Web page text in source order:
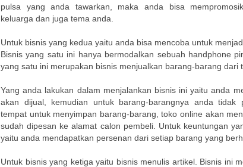
pulsa yang anda tawarkan, maka anda bisa
keluarga dan juga tema anda.
Untuk bisnis yang kedua yaitu anda bisa mencoba untuk
Bisnis yang satu ini hanya bermodalkan sebuah handphone
yang satu ini merupakan bisnis menjualkan barang-barang dari
Yang anda lakukan dalam menjalankan bisnis ini yaitu anda
akan dijual, kemudian untuk barang-barangnya anda tidak
tempat untuk menyimpan barang-barang, toko online akan
sudah dipesan ke alamat calon pembeli. Untuk keuntungan
yaitu anda mendapatkan persenan dari setiap barang yang
Untuk bisnis yang ketiga yaitu bisnis menulis artikel. Bisnis ini